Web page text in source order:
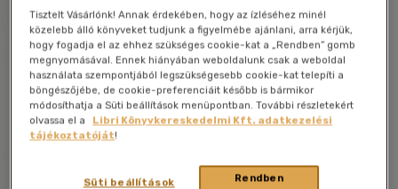
Tisztelt Vásárlónk! Annak érdekében, hogy az ízléséhez minél
közelebb álló könyveket tudjunk a figyelmébe ajánlani, arra kérjük,
hogy fogadja el az ehhez szükséges cookie-kat a „Rendben” gomb
megnyomásával. Ennek hiányában weboldalunk csak a weboldal
használata szempontjából legszükségesebb cookie-kat telepíti a
böngészőjébe, de cookie-preferenciáit később is bármikor
módosíthatja a Süti beállítások menüpontban. További részletekért
olvassa el a
Libri Könyvkereskedelmi Kft. adatkezelési
tájékoztatóját!
Rendben
Süti beállítások